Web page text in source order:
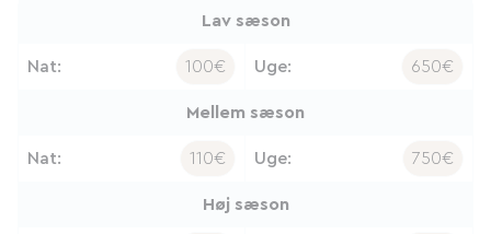
Lav sæson
Nat: 100€ Uge: 650€
Mellem sæson
Nat: 110€ Uge: 750€
Høj sæson